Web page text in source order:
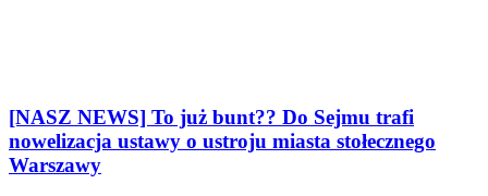
[NASZ NEWS] To już bunt?? Do Sejmu trafi
nowelizacja ustawy o ustroju miasta stołecznego
Warszawy